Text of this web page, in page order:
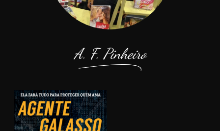
A. F. Pinheiro